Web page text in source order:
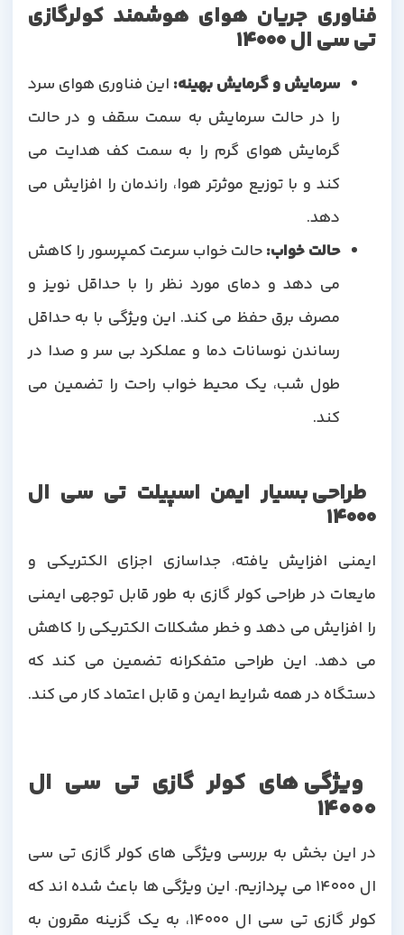
فناوری جریان هوای هوشمند کولرگازی
تی سی ال 14000
سرمایش و گرمایش بهینه:این فناوری هوای سرد
را در حالت سرمایش به سمت سقف و در حالت
گرمایش هوای گرم را به سمت کف هدایت می
کند و با توزیع موثرتر هوا، راندمان را افزایش می
دهد.
حالت خواب:حالت خواب سرعت کمپرسور را کاهش
می دهد و دمای مورد نظر را با حداقل نویز و
مصرف برق حفظ می کند. این ویژگی با به حداقل
رساندن نوسانات دما و عملکرد بی سر و صدا در
طول شب، یک محیط خواب راحت را تضمین می
طراحی بسیار ایمن اسپیلت تی سی ال
14000
ایمنی افزایش یافته، جداسازی اجزای الکتریکی و
مایعات در طراحی کولر گازی به طور قابل توجهی ایمنی
را افزایش می دهد و خطر مشکلات الکتریکی را کاهش
می دهد. این طراحی متفکرانه تضمین می کند که
دستگاه در همه شرایط ایمن و قابل اعتماد کار می کند.
ویژگی های کولر گازی تی سی ال
14000
در این بخش به بررسی ویژگی های کولر گازی تی سی
ال 14000 می پردازیم. این ویژگی ها باعث شده اند که
کولر گازی تی سی ال 14000، به یک گزینه مقرون به